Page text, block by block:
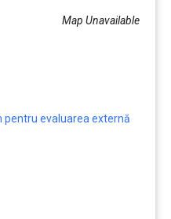
Map Unavailable
pentru evaluarea externă